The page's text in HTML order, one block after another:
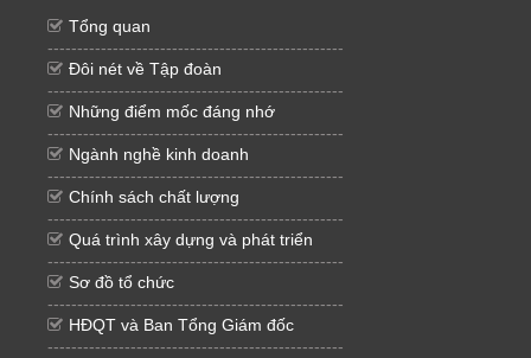
Tổng quan
--------------------------------------------------
Đôi nét về Tập đoàn
--------------------------------------------------
Những điểm mốc đáng nhớ
--------------------------------------------------
Ngành nghề kinh doanh
--------------------------------------------------
Chính sách chất lượng
--------------------------------------------------
Quá trình xây dựng và phát triển
--------------------------------------------------
Sơ đồ tổ chức
--------------------------------------------------
HĐQT và Ban Tổng Giám đốc
--------------------------------------------------